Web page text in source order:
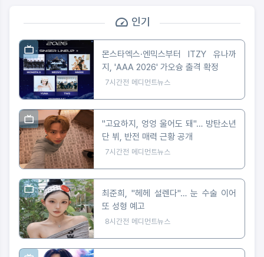
인기
몬스타엑스·엔믹스부터 ITZY 유나까
지, 'AAA 2026' 가오슝 출격 확정
7시간전 메디먼트뉴스
"고요하지, 엉엉 울어도 돼"… 방탄소년
단 뷔, 반전 매력 근황 공개
7시간전 메디먼트뉴스
최준희, "헤헤 설렌다"… 눈 수술 이어
또 성형 예고
8시간전 메디먼트뉴스